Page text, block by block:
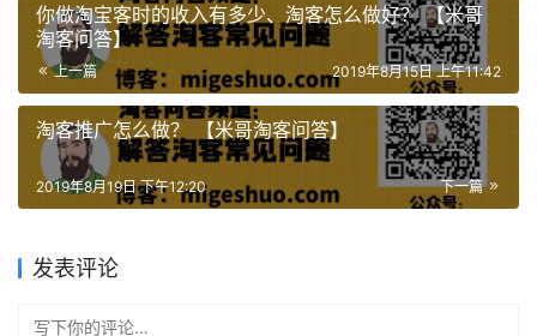
你做淘宝客时的收入有多少、淘客怎么做好？ 【米哥
淘客问答】
上一篇 2019年8月15日 上午11:42
淘客推广怎么做？ 【米哥淘客问答】
下一篇
2019年8月19日 下午12:20
发表评论